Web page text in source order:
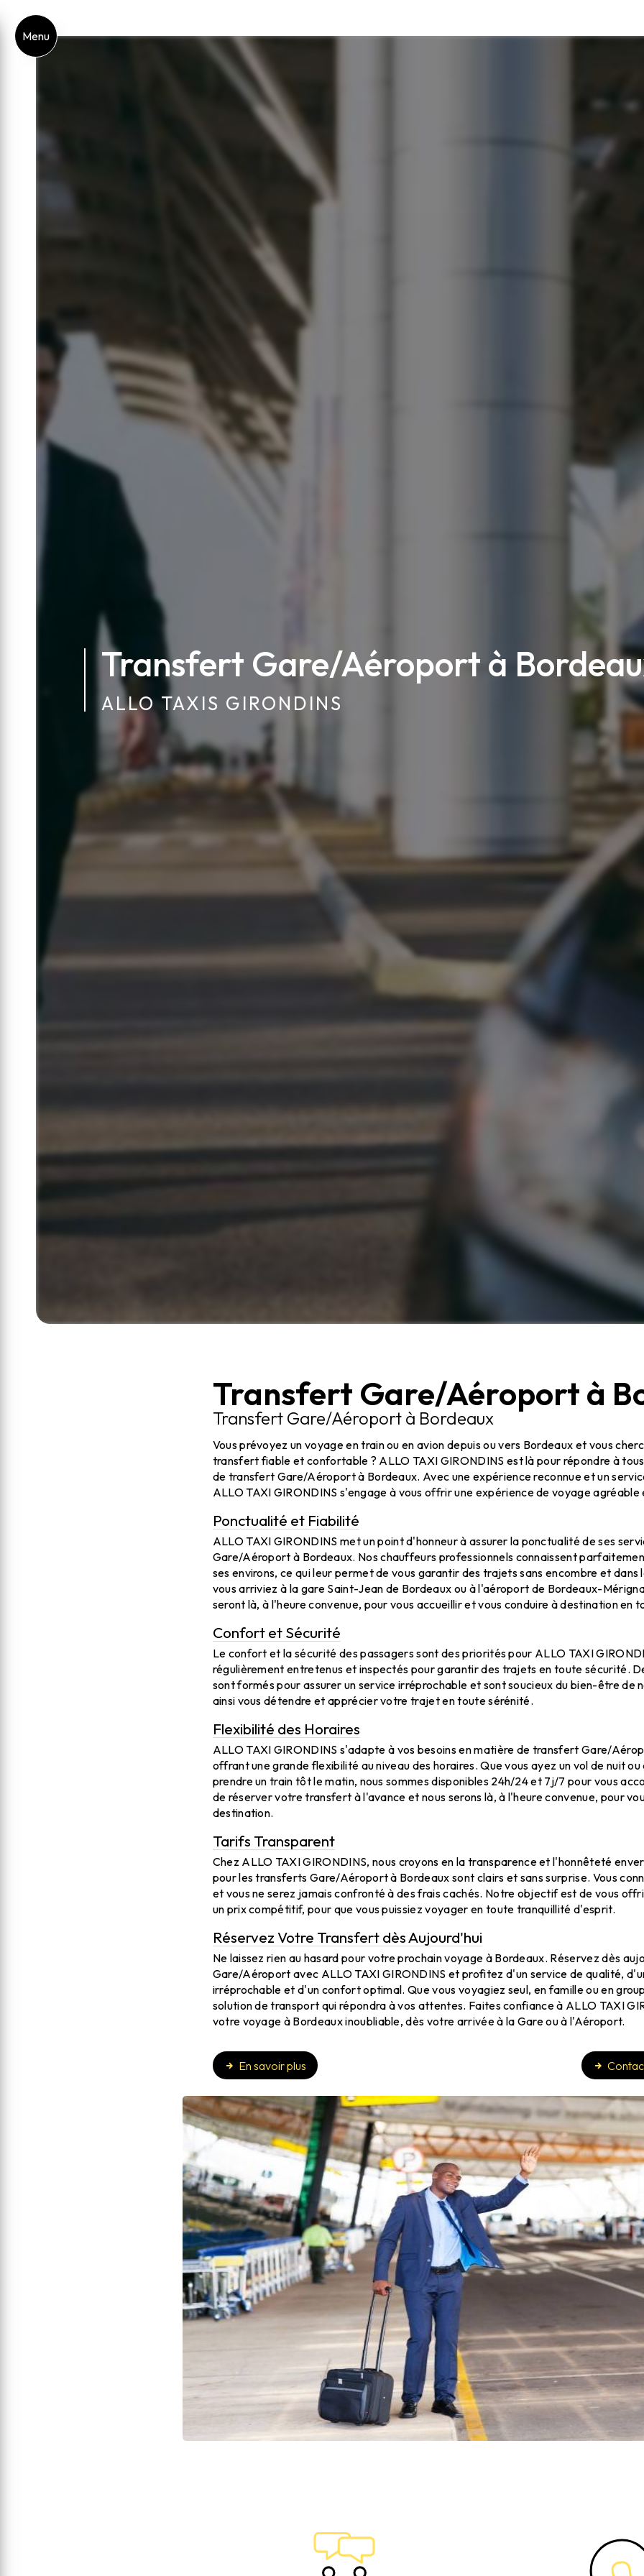
Menu
Transfert Gare/Aéroport à
ALLO TAXIS GIRONDINS
Transfert Gare/Aéroport à
Transfert Gare/Aéroport à Bordeaux
Vous prévoyez un voyage en train ou en avion depuis ou vers Bordeaux et vous
transfert fiable et confortable ? ALLO TAXI GIRONDINS est là pour répondre à
de transfert Gare/Aéroport à Bordeaux. Avec une expérience reconnue et un
ALLO TAXI GIRONDINS s'engage à vous offrir une expérience de voyage agréable
Ponctualité et Fiabilité
ALLO TAXI GIRONDINS met un point d'honneur à assurer la ponctualité de ses
Gare/Aéroport à Bordeaux. Nos chauffeurs professionnels connaissent
ses environs, ce qui leur permet de vous garantir des trajets sans encombre et dans
vous arriviez à la gare Saint-Jean de Bordeaux ou à l'aéroport de Bordeaux-
seront là, à l'heure convenue, pour vous accueillir et vous conduire à destination en
Confort et Sécurité
Le confort et la sécurité des passagers sont des priorités pour ALLO TAXI
régulièrement entretenus et inspectés pour garantir des trajets en toute sécurité.
sont formés pour assurer un service irréprochable et sont soucieux du bien-être de
ainsi vous détendre et apprécier votre trajet en toute sérénité.
Flexibilité des Horaires
ALLO TAXI GIRONDINS s'adapte à vos besoins en matière de transfert Gare/
offrant une grande flexibilité au niveau des horaires. Que vous ayez un vol de nuit
prendre un train tôt le matin, nous sommes disponibles 24h/24 et 7j/7 pour vous
de réserver votre transfert à l'avance et nous serons là, à l'heure convenue, pour
destination.
Tarifs Transparent
Chez ALLO TAXI GIRONDINS, nous croyons en la transparence et l'honnêteté
pour les transferts Gare/Aéroport à Bordeaux sont clairs et sans surprise. Vous
et vous ne serez jamais confronté à des frais cachés. Notre objectif est de vous
un prix compétitif, pour que vous puissiez voyager en toute tranquillité d'esprit.
Réservez Votre Transfert dès Aujourd'hui
Ne laissez rien au hasard pour votre prochain voyage à Bordeaux. Réservez dès
Gare/Aéroport avec ALLO TAXI GIRONDINS et profitez d'un service de qualité,
irréprochable et d'un confort optimal. Que vous voyagiez seul, en famille ou en
solution de transport qui répondra à vos attentes. Faites confiance à ALLO TAXI
votre voyage à Bordeaux inoubliable, dès votre arrivée à la Gare ou à l'Aéroport.
En savoir plus